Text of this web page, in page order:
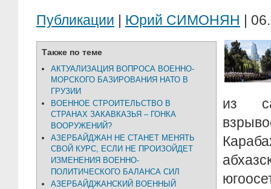
Публикации | Юрий СИМОНЯН |
Также по теме
АКТУАЛИЗАЦИЯ ВОПРОСА ВОЕННО-
МОРСКОГО БАЗИРОВАНИЯ НАТО В
ГРУЗИИ
ВОЕННОЕ СТРОИТЕЛЬСТВО В
СТРАНАХ ЗАКАВКАЗЬЯ – ГОНКА
ВООРУЖЕНИЙ?
АЗЕРБАЙДЖАН НЕ СТАНЕТ МЕНЯТЬ
СВОЙ КУРС, ЕСЛИ НЕ ПРОИЗОЙДЕТ
ИЗМЕНЕНИЯ ВОЕННО-
ПОЛИТИЧЕСКОГО БАЛАНСА СИЛ
АЗЕРБАЙДЖАНСКИЙ ВОЕННЫЙ
из